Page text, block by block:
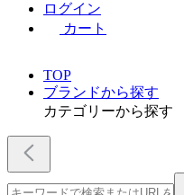
ログイン
カート
TOP
ブランドから探す
カテゴリーから探す